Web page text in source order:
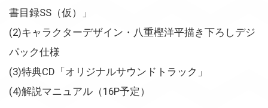
書目録SS（仮）」
(2)キャラクターデザイン・八重樫洋平描き下ろしデジ
パック仕様
(3)特典CD「オリジナルサウンドトラック」
(4)解説マニュアル（16P予定）